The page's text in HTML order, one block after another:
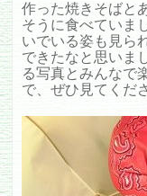
作った焼きそばと
そうに食べていま
いでいる姿も見ら
できたなと思いま
る写真とみんなで
で、ぜひ見てくだ